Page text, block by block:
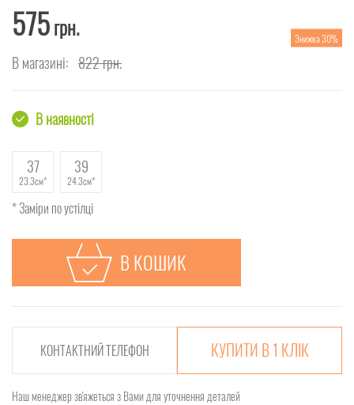
575грн.
В магазині: 822грн.
Знижка 30%
В наявності
37
23.3см
39
24.3см
* Заміри по устілці
В КОШИК
КУПИТИ В 1 КЛІК
Наш менеджер зв'яжеться з Вами для уточнення деталей